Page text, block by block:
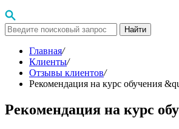
Найти
Главная/
Клиенты/
Отзывы клиентов/
Рекомендация на курс обучения
Рекомендация на курс